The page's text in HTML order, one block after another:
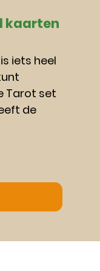
kaarten
iets heel
Tarot set
de